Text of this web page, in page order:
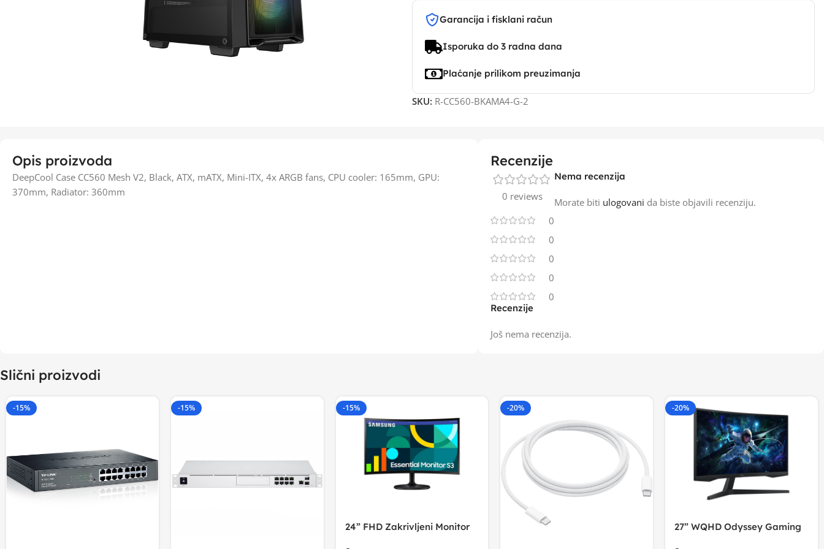
Garancija i fisklani račun
Isporuka do 3 radna dana
Plaćanje prilikom preuzimanja
SKU: R-CC560-BKAMA4-G-2
Opis proizvoda
DeepCool Case CC560 Mesh V2, Black, ATX, mATX, Mini-ITX, 4x ARGB fans, CPU cooler: 165mm, GPU:
370mm, Radiator: 360mm
Recenzije
0 reviews
0
0
0
0
0
Recenzije
Još nema recenzija.
Nema recenzija
Morate biti ulogovani da biste objavili recenziju.
Slični proizvodi
-15% -15% -15%
24” FHD Zakrivljeni Monitor
-20% -20%
27” WQHD Odyssey Gaming